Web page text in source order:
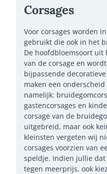
Corsages
Voor corsages worden
gebruikt die ook in het
De hoofdbloemsoort uit
van de corsage en
bijpassende
maken een
namelijk:
gastencorsages en
corsage van de
uitgebreid, maar ook
kleinsten vergeten wij
corsages voorzien van
speldje. Indien jullie
tegen meerprijs, ook